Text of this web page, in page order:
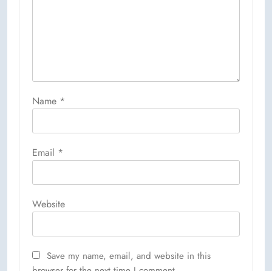
Name *
Email *
Website
Save my name, email, and website in this